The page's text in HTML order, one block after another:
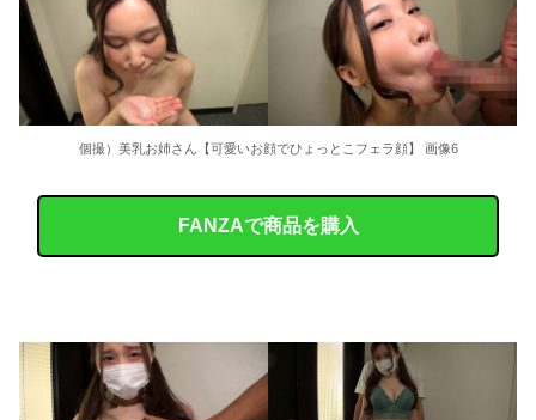
36歳の彼女と結婚したいのに、家族が猛反対。家族から信じられない言葉が飛び出した… 他
クーラーボックス積んで出発→途中で買い足し…50代公務員の“ドライブ”が地獄すぎた 他
【画像】人気Vチューバーさん、とんでもない姿を披露ｗｗｗｗｗｗｗｗｗｗ 他
【悲報】2050年の日本、独身ボッチ祭りが現実になるとかｗｗｗｗ 他
個撮）美乳お姉さん【可愛いお顔でひょっとこフェラ顔】 画像6
FANZAで商品を購入